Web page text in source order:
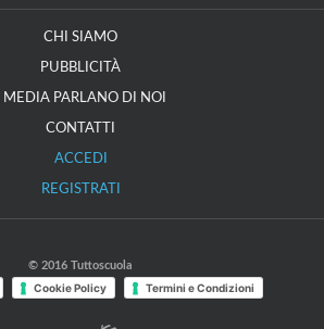
CHI SIAMO
PUBBLICITÀ
I MEDIA PARLANO DI NOI
CONTATTI
ACCEDI
REGISTRATI
© 2016 Tuttoscuola
Cookie Policy Termini e Condizioni